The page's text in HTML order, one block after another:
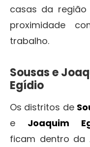
casas da região
proximidade
trabalho.
Sousas e
Egídio
Os distritos de
e Joaquim
ficam dentro da